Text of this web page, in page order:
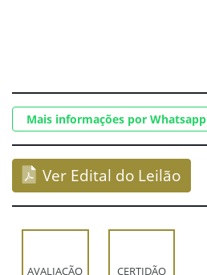
Mais informações por Whatsapp
Ver Edital do Leilão
AVALIAÇÃO CERTIDÃO